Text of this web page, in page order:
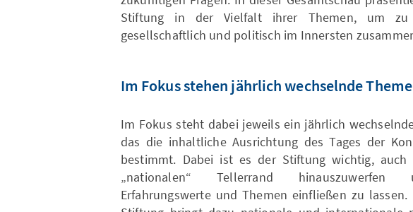
Stiftung in der Vielfalt ihrer Themen, um zu
gesellschaftlich und politisch im Innersten
Im Fokus stehen jährlich wechselnde
Im Fokus steht dabei jeweils ein jährlich
das die inhaltliche Ausrichtung des Tages der
bestimmt. Dabei ist es der Stiftung wichtig,
„nationalen“ Tellerrand hinauszuwerfen
Erfahrungswerte und Themen einfließen zu lassen.